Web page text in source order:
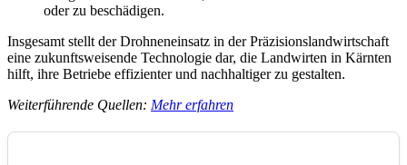
oder zu beschädigen.
Insgesamt stellt der Drohneneinsatz in der Präzisionslandwirtschaft
eine zukunftsweisende Technologie dar, die Landwirten in Kärnten
hilft, ihre Betriebe effizienter und nachhaltiger zu gestalten.
Weiterführende Quellen: Mehr erfahren